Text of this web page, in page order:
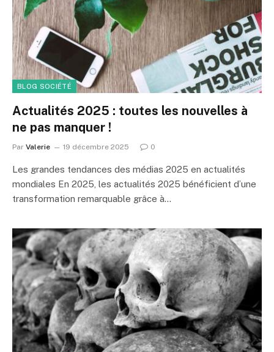
BLOG SOCIÉTÉ
Actualités 2025 : toutes les nouvelles à
ne pas manquer !
Par Valerie 19 décembre 2025 0
Les grandes tendances des médias 2025 en actualités
mondiales En 2025, les actualités 2025 bénéficient d’une
transformation remarquable grâce à…